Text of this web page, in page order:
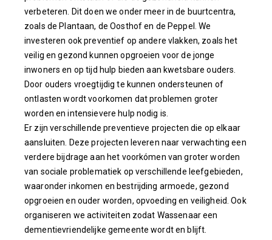
verbeteren. Dit doen we onder meer in de buurtcentra,
zoals de Plantaan, de Oosthof en de Peppel. We
investeren ook preventief op andere vlakken, zoals het
veilig en gezond kunnen opgroeien voor de jonge
inwoners en op tijd hulp bieden aan kwetsbare ouders.
Door ouders vroegtijdig te kunnen ondersteunen of
ontlasten wordt voorkomen dat problemen groter
worden en intensievere hulp nodig is.
Er zijn verschillende preventieve projecten die op elkaar
aansluiten. Deze projecten leveren naar verwachting een
verdere bijdrage aan het voorkómen van groter worden
van sociale problematiek op verschillende leefgebieden,
waaronder inkomen en bestrijding armoede, gezond
opgroeien en ouder worden, opvoeding en veiligheid. Ook
organiseren we activiteiten zodat Wassenaar een
dementievriendelijke gemeente wordt en blijft.